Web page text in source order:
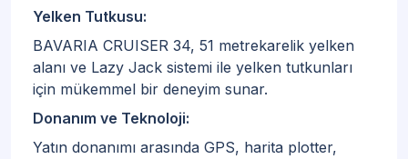
Yelken Tutkusu:
BAVARIA CRUISER 34, 51 metrekarelik yelken
alanı ve Lazy Jack sistemi ile yelken tutkunları
için mükemmel bir deneyim sunar.
Donanım ve Teknoloji:
Yatın donanımı arasında GPS, harita plotter,